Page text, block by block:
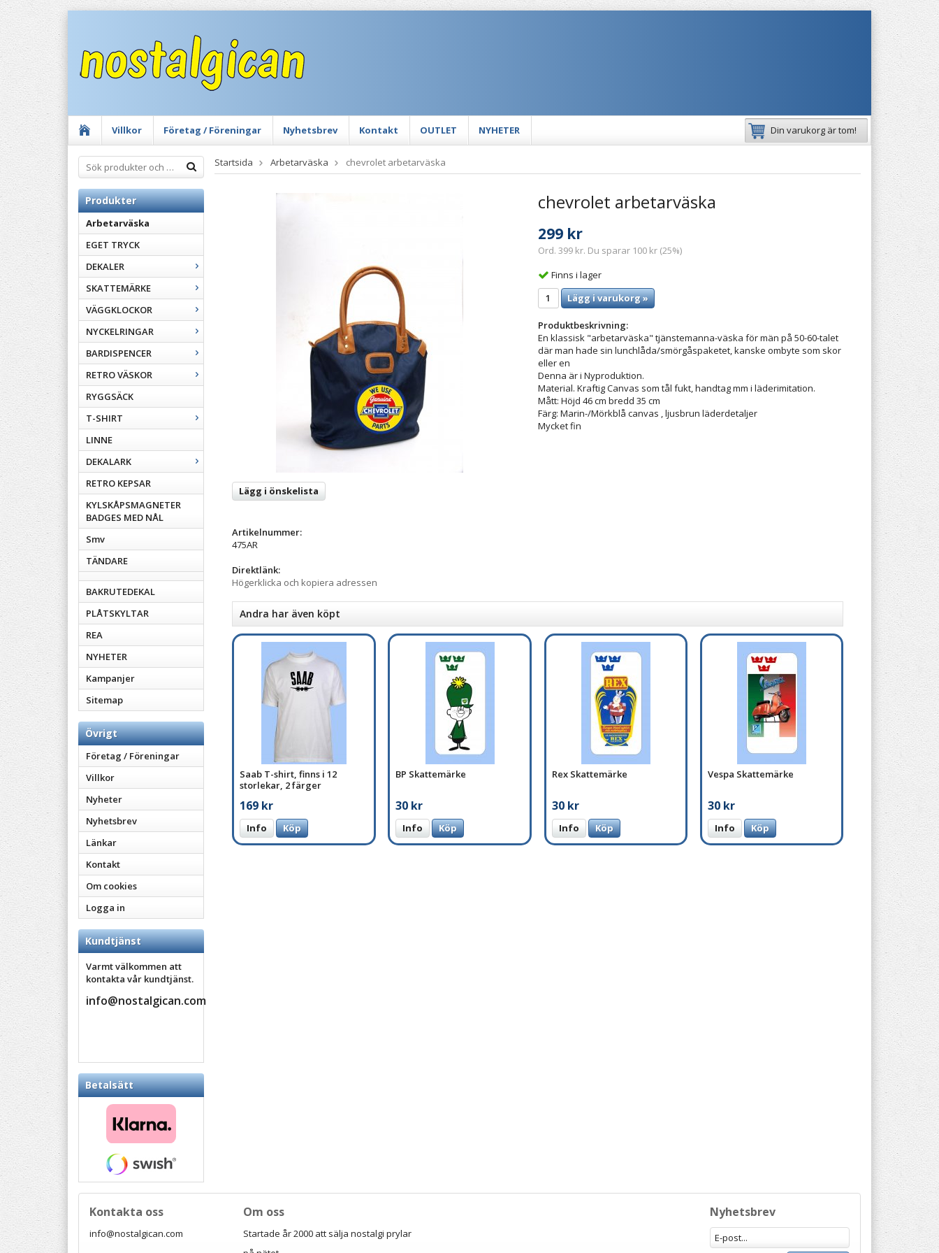
Villkor Företag / Föreningar Nyhetsbrev Kontakt OUTLET NYHETER Din varukorg är tom!
Produkter
Arbetarväska
EGET TRYCK
DEKALER
SKATTEMÄRKE
VÄGGKLOCKOR
NYCKELRINGAR
BARDISPENCER
RETRO VÄSKOR
RYGGSÄCK
T-SHIRT
LINNE
DEKALARK
RETRO KEPSAR
KYLSKÅPSMAGNETER
BADGES MED NÅL
Smv
TÄNDARE
BAKRUTEDEKAL
PLÅTSKYLTAR
REA
NYHETER
Kampanjer
Sitemap
Övrigt
Företag / Föreningar
Villkor
Nyheter
Nyhetsbrev
Länkar
Kontakt
Om cookies
Logga in
Kundtjänst
Varmt välkommen att
kontakta vår kundtjänst.
info@nostalgican.com
Betalsätt
Startsida Arbetarväska chevrolet arbetarväska
chevrolet arbetarväska
299 kr
Ord. 399 kr. Du sparar 100 kr (25%)
Finns i lager
Lägg i varukorg »
Produktbeskrivning:
En klassisk "arbetarväska" tjänstemanna-väska för män på 50-60-talet
där man hade sin lunchlåda/smörgåspaketet, kanske ombyte som skor
eller en
Denna är i Nyproduktion.
Material. Kraftig Canvas som tål fukt, handtag mm i läderimitation.
Mått: Höjd 46 cm bredd 35 cm
Färg: Marin-/Mörkblå canvas , ljusbrun läderdetaljer
Mycket fin
Lägg i önskelista
Artikelnummer:
475AR
Direktlänk:
Högerklicka och kopiera adressen
Andra har även köpt
Saab T-shirt, finns i 12
storlekar, 2 färger
169 kr
Info Köp
BP Skattemärke
30 kr
Info Köp
Rex Skattemärke
30 kr
Info Köp
Vespa Skattemärke
30 kr
Info Köp
Kontakta oss
info@nostalgican.com
Nyhetsbrev
Om oss
Startade år 2000 att sälja nostalgi prylar